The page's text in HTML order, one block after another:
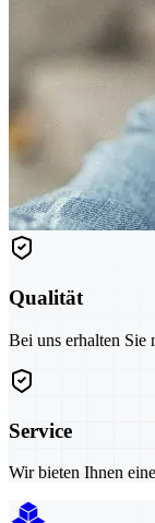
Qualität
Bei uns erhalten Sie
Service
Wir bieten Ihnen